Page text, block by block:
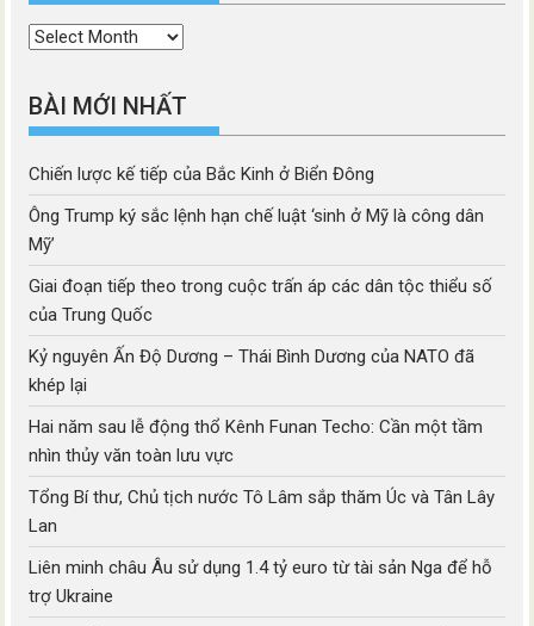
Thời
BÀI MỚI NHẤT
Chiến lược kế tiếp của Bắc Kinh ở Biển Đông
Ông Trump ký sắc lệnh hạn chế luật ‘sinh ở Mỹ là công dân
Mỹ’
Giai đoạn tiếp theo trong cuộc trấn áp các dân tộc thiểu số
của Trung Quốc
Kỷ nguyên Ấn Độ Dương – Thái Bình Dương của NATO đã
khép lại
Hai năm sau lễ động thổ Kênh Funan Techo: Cần một tầm
nhìn thủy văn toàn lưu vực
Tổng Bí thư, Chủ tịch nước Tô Lâm sắp thăm Úc và Tân Lây
Lan
Liên minh châu Âu sử dụng 1.4 tỷ euro từ tài sản Nga để hỗ
trợ Ukraine